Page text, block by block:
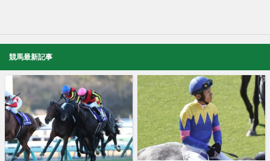
競馬最新記事